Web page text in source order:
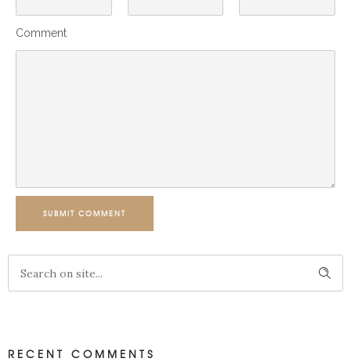
Comment
SUBMIT COMMENT
RECENT COMMENTS